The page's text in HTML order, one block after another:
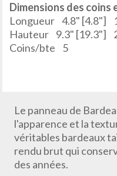
Dimensions des coins
Longueur 4.8" [4.8"]
Hauteur 9.3" [19.3"]
Coins/bte
5
Le panneau de
l'apparence et la
véritables bardeaux
rendu brut qui
des années.